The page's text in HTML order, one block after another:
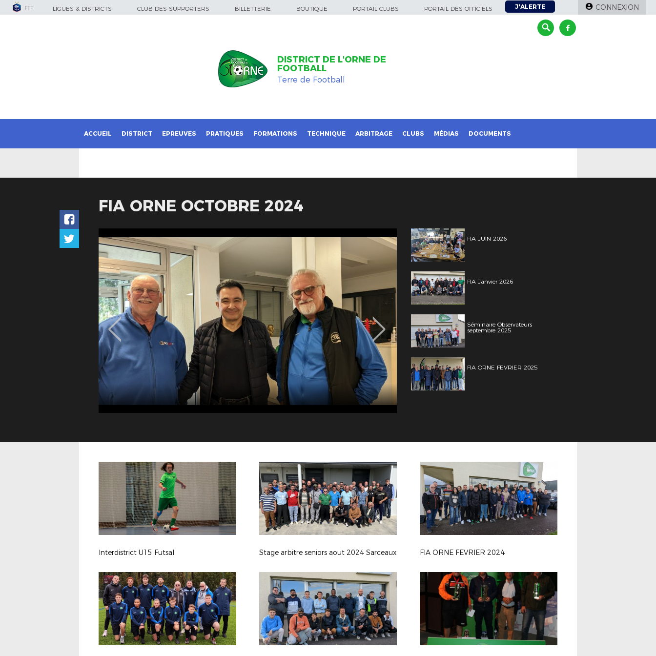
FFF LIGUES & DISTRICTS CLUB DES SUPPORTERS BILLETTERIE BOUTIQUE PORTAIL CLUBS PORTAIL DES OFFICIELS J'ALERTE CONNEXION
DISTRICT DE L'ORNE DE
FOOTBALL
Terre de Football
ACCUEIL DISTRICT EPREUVES PRATIQUES FORMATIONS TECHNIQUE ARBITRAGE CLUBS MÉDIAS DOCUMENTS
FIA ORNE OCTOBRE 2024
FIA JUIN 2026
FIA Janvier 2026
Séminaire Observateurs
septembre 2025
FIA ORNE FEVRIER 2025
Interdistrict U15 Futsal Stage arbitre seniors aout 2024 Sarceaux FIA ORNE FEVRIER 2024